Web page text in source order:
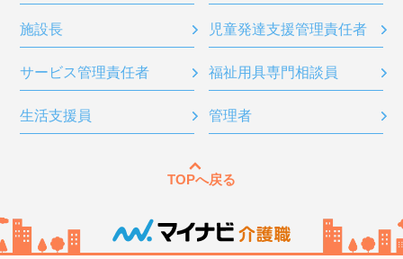
施設長 児童発達支援管理責任者
サービス管理責任者 福祉用具専門相談員
生活支援員 管理者
TOPへ戻る